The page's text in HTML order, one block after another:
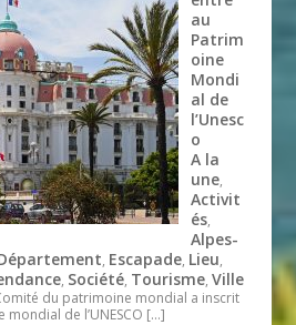
au
Patrim
oine
Mondi
al de
l’Unesc
o
A la
une,
Activit
és,
Alpes-
, Escapade, Lieu,
, Société, Tourisme,Ville
du patrimoine mondial a inscrit
de l’UNESCO […]